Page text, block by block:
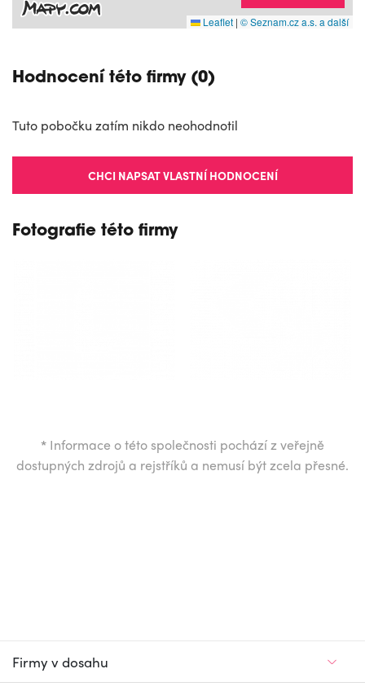
Leaflet | © Seznam.cz a.s. a další
Hodnocení této firmy (0)
Tuto pobočku zatím nikdo neohodnotil
CHCI NAPSAT VLASTNÍ HODNOCENÍ
Fotografie této firmy
* Informace o této společnosti pochází z veřejně
dostupných zdrojů a rejstříků a nemusí být zcela přesné.
Firmy v dosahu